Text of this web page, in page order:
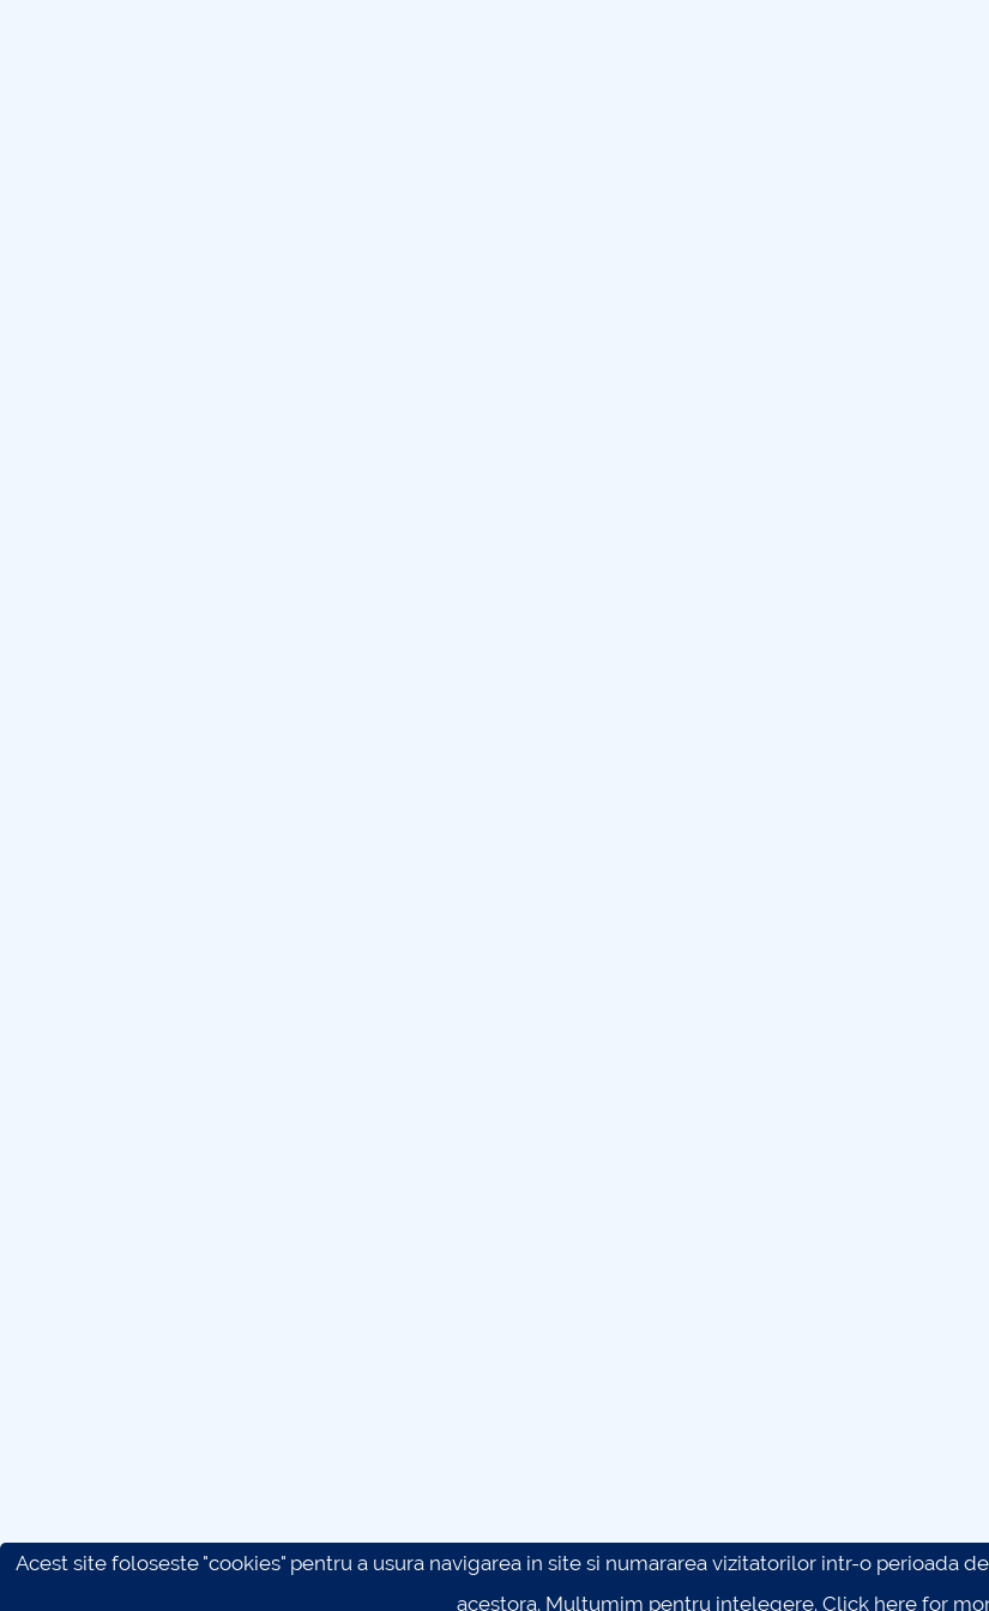
Acest site foloseste "cookies" pentru a usura navigarea in site si numararea vizitatorilor intr-o perioada
acestora. Multumim pentru intelegere. Click here for